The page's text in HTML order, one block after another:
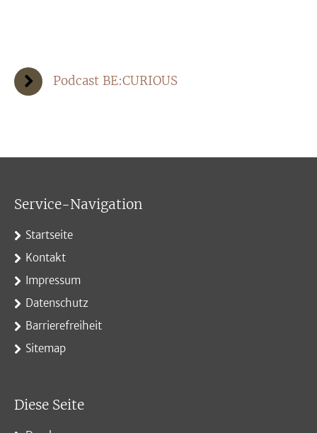
Podcast BE:CURIOUS
Service-Navigation
Startseite
Kontakt
Impressum
Datenschutz
Barrierefreiheit
Sitemap
Diese Seite